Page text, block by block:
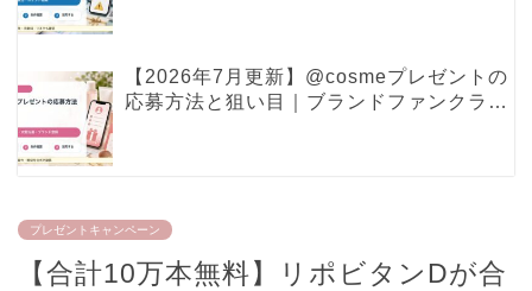
【2026年7月更新】@cosmeプレゼントの
応募方法と狙い目｜ブランドファンクラ
プレゼントキャンペーン
【合計10万本無料】リポビタンDが合